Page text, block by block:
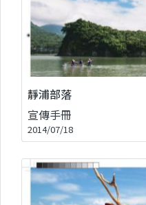
靜浦部落
宣傳手冊
2014/07/18